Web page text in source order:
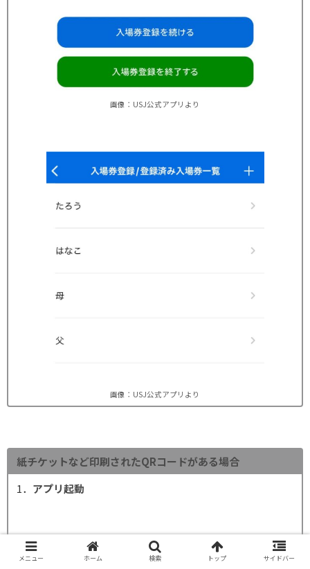
画像：USJ公式アプリより
画像：USJ公式アプリより
紙チケットなど印刷されたQRコードがある場合
1． アプリ起動
2．e整理券 を選択
メニュー ホーム 検索 トップ サイドバー